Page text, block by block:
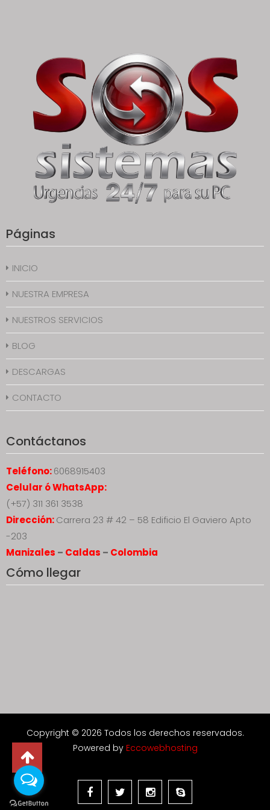
Páginas
INICIO
NUESTRA EMPRESA
NUESTROS SERVICIOS
BLOG
DESCARGAS
CONTACTO
Contáctanos
Teléfono:6068915403
Celular ó WhatsApp:
(+57) 311 361 3538
Dirección:Carrera 23 # 42 – 58 Edificio El Gaviero Apto
-203
Manizales – Caldas – Colombia
Cómo llegar
Copyright © 2026 Todos los derechos reservados.
Powered by Eccowebhosting